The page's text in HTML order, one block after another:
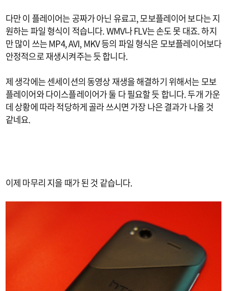
다만 이 플레이어는 공짜가 아닌 유료고, 모보플레이어 보다는 지
원하는 파일 형식이 적습니다. WMV나 FLV는 손도 못 대죠. 하지
만 많이 쓰는 MP4, AVI, MKV 등의 파일 형식은 모보플레이어보다
안정적으로 재생시켜주는 듯 합니다.
제 생각에는 센세이션의 동영상 재생을 해결하기 위해서는 모보
플레이어와 다이스플레이어가 둘 다 필요할 듯 합니다. 두개 가운
데 상황에 따라 적당하게 골라 쓰시면 가장 나은 결과가 나올 것
같네요.
이제 마무리 지을 때가 된 것 같습니다.